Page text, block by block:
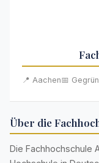
📍 Aachen📅
Über die
Die Fachhochschule